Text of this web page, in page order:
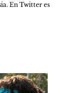
En Twitter es